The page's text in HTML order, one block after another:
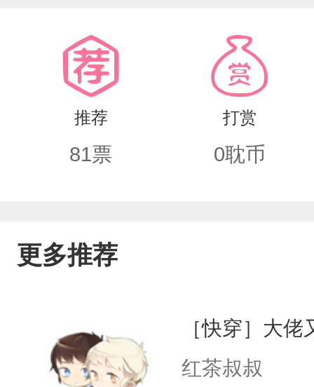
把利刃，刺破笼罩在大楚之上的乌云
推荐
81票
打赏
0耽币
更多推荐
［快穿］大
红茶叔叔